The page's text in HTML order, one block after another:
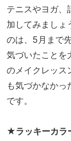
テニスやヨガ、
加してみましょ
のは、5月まで
気づいたことを
のメイクレッス
も気づかなかっ
です。
★ラッキーカラ